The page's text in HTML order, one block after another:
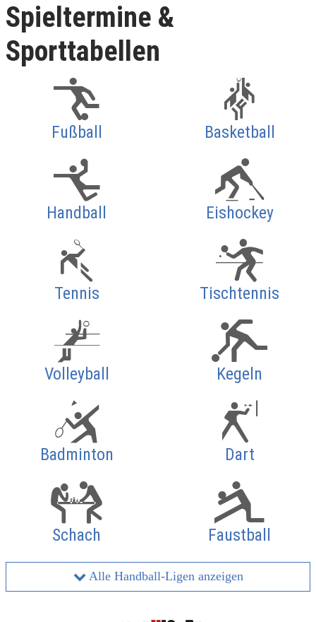
Spieltermine &
Sporttabellen
Fußball Basketball
Handball Eishockey
Tennis Tischtennis
Volleyball Kegeln
Badminton Dart
Schach Faustball
Alle Handball-Ligen anzeigen